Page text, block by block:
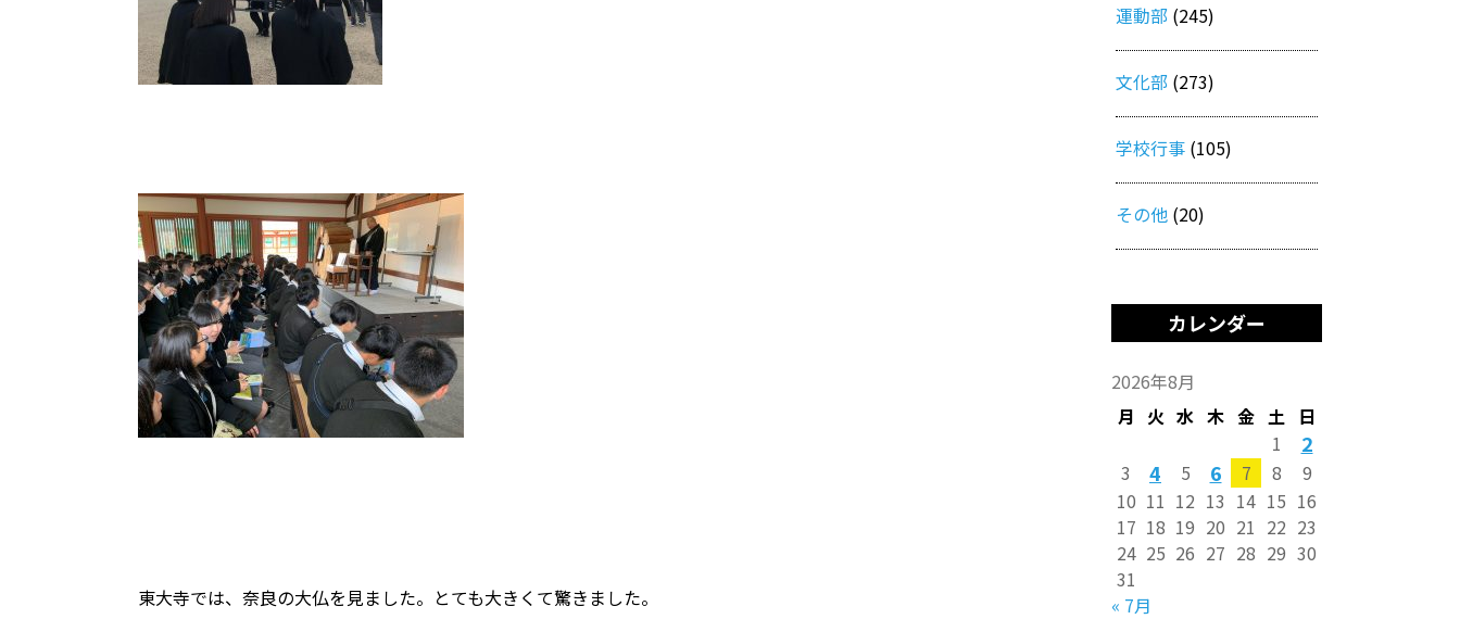
東大寺では、奈良の大仏を見ました。とても大きくて驚きました。
運動部 (245)
文化部 (273)
学校行事 (105)
その他 (20)
カレンダー
2026年8月
月 火 水 木 金 土 日
« 7月
1 2
3 4 5 6 7 8
9
10 11 12 13 14 15 16
17 18 19 20 21 22 23
24 25 26 27 28 29 30
31